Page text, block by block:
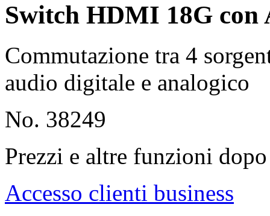
Switch HDMI 18G con
Commutazione tra 4
audio digitale e analogico
No. 38249
Prezzi e altre funzioni
Accesso clienti business